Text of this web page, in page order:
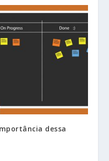
dessa